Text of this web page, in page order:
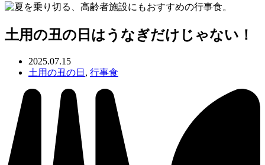
土用の丑の日はうなぎだけじゃない！
2025.07.15
土用の丑の日 , 行事食